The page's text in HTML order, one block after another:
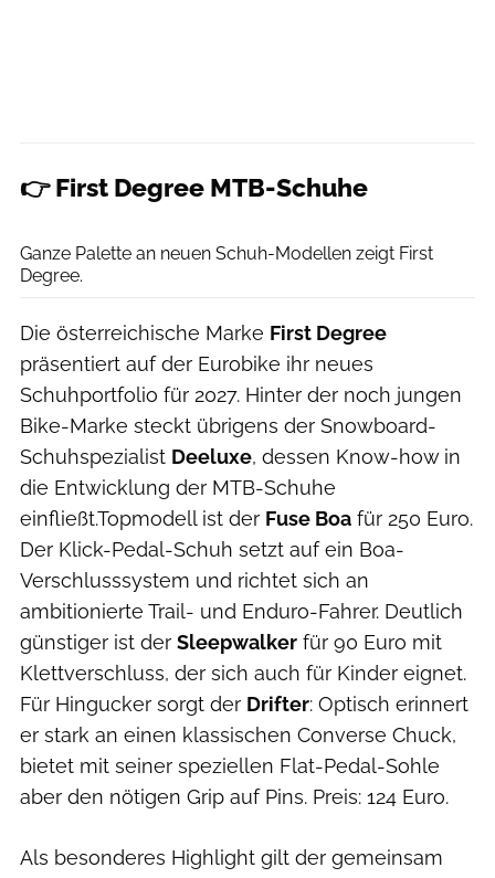
👉 First Degree MTB-Schuhe
Ganze Palette an neuen Schuh-Modellen zeigt First
Degree.
Die österreichische Marke First Degree
präsentiert auf der Eurobike ihr neues
Schuhportfolio für 2027. Hinter der noch jungen
Bike-Marke steckt übrigens der Snowboard-
Schuhspezialist Deeluxe, dessen Know-how in
die Entwicklung der MTB-Schuhe
einfließt.Topmodell ist der Fuse Boa für 250 Euro.
Der Klick-Pedal-Schuh setzt auf ein Boa-
Verschlusssystem und richtet sich an
ambitionierte Trail- und Enduro-Fahrer. Deutlich
günstiger ist der Sleepwalker für 90 Euro mit
Klettverschluss, der sich auch für Kinder eignet.
Für Hingucker sorgt der Drifter: Optisch erinnert
er stark an einen klassischen Converse Chuck,
bietet mit seiner speziellen Flat-Pedal-Sohle
aber den nötigen Grip auf Pins. Preis: 124 Euro.
Als besonderes Highlight gilt der gemeinsam